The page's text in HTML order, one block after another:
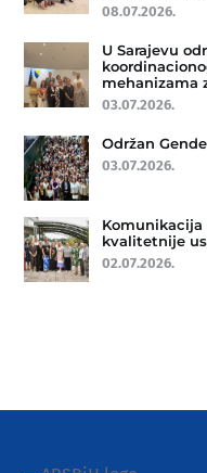
08.07.2026.
U Sarajevu
mehanizama
03.07.2026.
Održan
03.07.2026.
Komunikacija
kvalitetnije
02.07.2026.